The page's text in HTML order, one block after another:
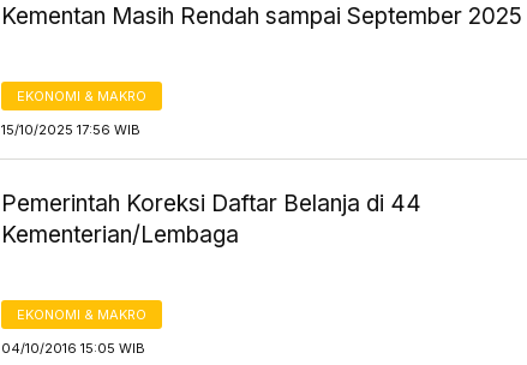
Kementan Masih Rendah sampai September 2025
EKONOMI & MAKRO
15/10/2025 17:56 WIB
Pemerintah Koreksi Daftar Belanja di 44
Kementerian/Lembaga
EKONOMI & MAKRO
04/10/2016 15:05 WIB